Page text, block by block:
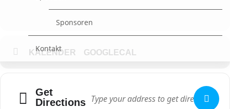
Sponsoren
Kontakt
KALENDER GOOGLECAL
Get
Directions